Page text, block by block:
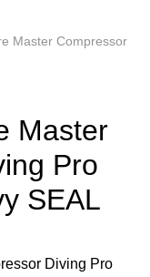
Master Compressor
Master
Pro
SEAL
Diving Pro